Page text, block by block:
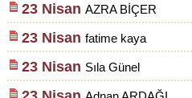
23 Nisan AZRA BİÇER
23 Nisan fatime kaya
23 Nisan Sıla Günel